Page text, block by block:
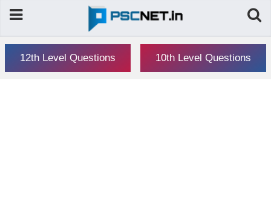
12th Level Questions 10th Level Questions